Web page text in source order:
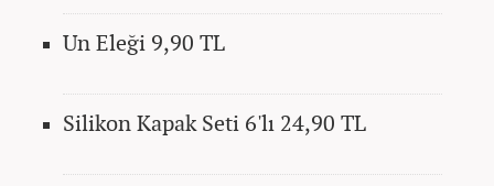
Un Eleği 9,90 TL
Silikon Kapak Seti 6'lı 24,90 TL